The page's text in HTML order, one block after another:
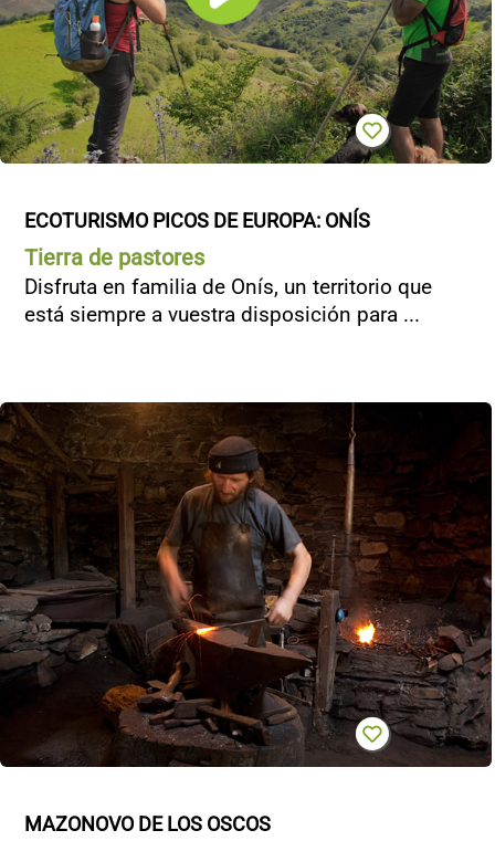
ECOTURISMO PICOS DE EUROPA: ONÍS
Tierra de pastores
Disfruta en familia de Onís, un territorio que
está siempre a vuestra disposición para ...
MAZONOVO DE LOS OSCOS